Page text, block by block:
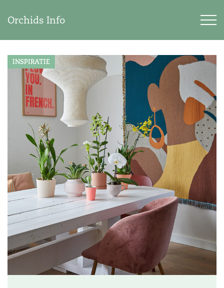
Orchids Info
INSPIRATIE